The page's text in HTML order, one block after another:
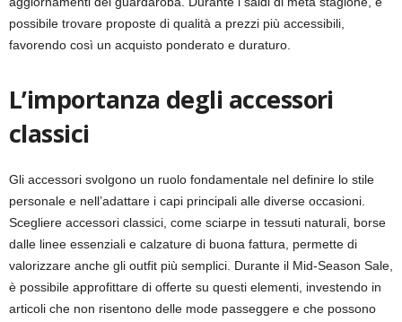
possibile trovare proposte di qualità a prezzi più accessibili,
favorendo così un acquisto ponderato e duraturo.
L’importanza degli accessori
classici
Gli accessori svolgono un ruolo fondamentale nel definire lo stile
personale e nell’adattare i capi principali alle diverse occasioni.
Scegliere accessori classici, come sciarpe in tessuti naturali, borse
dalle linee essenziali e calzature di buona fattura, permette di
valorizzare anche gli outfit più semplici. Durante il Mid-Season Sale,
è possibile approfittare di offerte su questi elementi, investendo in
articoli che non risentono delle mode passeggere e che possono